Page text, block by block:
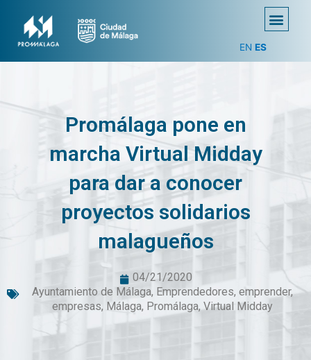
EN ES
Promálaga pone en
marcha Virtual Midday
para dar a conocer
proyectos solidarios
malagueños
04/21/2020
Ayuntamiento de Málaga, Emprendedores, emprender,
empresas, Málaga, Promálaga, Virtual Midday